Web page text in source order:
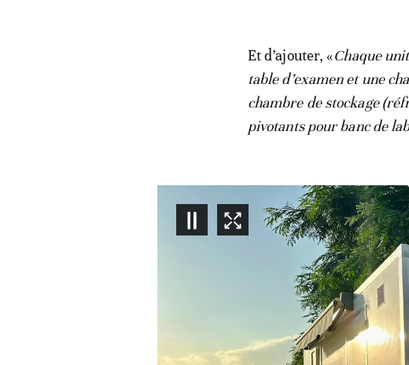
Et d’ajouter, «Chaque
table d’examen et une
chambre de stockage
pivotants pour banc de